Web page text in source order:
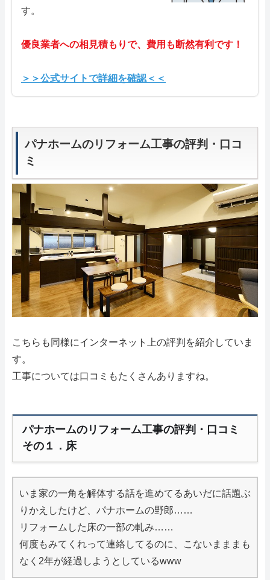
す。
優良業者への相見積もりで、費用も断然有利です！
＞＞公式サイトで詳細を確認＜＜
パナホームのリフォーム工事の評判・口コ
ミ
こちらも同様にインターネット上の評判を紹介していま
す。
工事については口コミもたくさんありますね。
パナホームのリフォーム工事の評判・口コミ
その１．床
いま家の一角を解体する話を進めてるあいだに話題ぶ
りかえしたけど、パナホームの野郎……
リフォームした床の一部の軋み……
何度もみてくれって連絡してるのに、こないまままも
なく2年が経過しようとしているwww